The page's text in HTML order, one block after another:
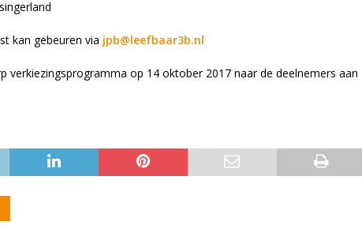
kan gebeuren via jpb@leefbaar3b.nl
verkiezingsprogramma op 14 oktober 2017 naar de deelnemers aan